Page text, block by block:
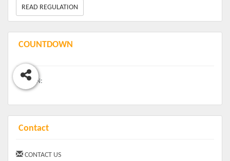
LARGADAS:A solenidade de abertura acontecerá às 8:15 horas e
às 8:40 horas o aquecimento /alongamento, com orientação
KITS:
30 de setembro a 04 de outubro na Secretaria de Esportes das
07h00 às 19h00, e no dia da corrida, no local da prova, das 7h30
às 08h15.
READ REGULATION
COUNTDOWN
REMAIN:
Contact
CONTACT US